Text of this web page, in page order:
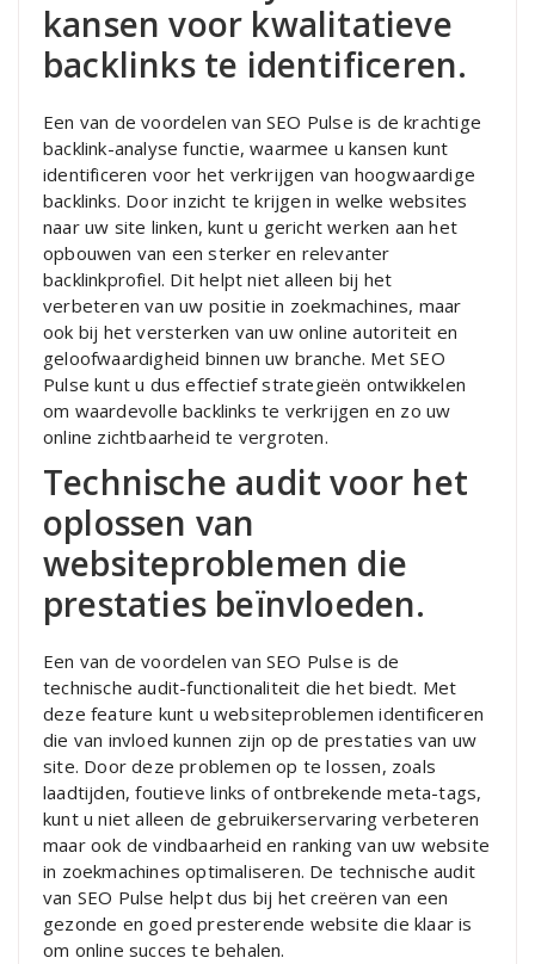
kansen voor kwalitatieve
backlinks te identificeren.
Een van de voordelen van SEO Pulse is de krachtige
backlink-analyse functie, waarmee u kansen kunt
identificeren voor het verkrijgen van hoogwaardige
backlinks. Door inzicht te krijgen in welke websites
naar uw site linken, kunt u gericht werken aan het
opbouwen van een sterker en relevanter
backlinkprofiel. Dit helpt niet alleen bij het
verbeteren van uw positie in zoekmachines, maar
ook bij het versterken van uw online autoriteit en
geloofwaardigheid binnen uw branche. Met SEO
Pulse kunt u dus effectief strategieën ontwikkelen
om waardevolle backlinks te verkrijgen en zo uw
online zichtbaarheid te vergroten.
Technische audit voor het
oplossen van
websiteproblemen die
prestaties beïnvloeden.
Een van de voordelen van SEO Pulse is de
technische audit-functionaliteit die het biedt. Met
deze feature kunt u websiteproblemen identificeren
die van invloed kunnen zijn op de prestaties van uw
site. Door deze problemen op te lossen, zoals
laadtijden, foutieve links of ontbrekende meta-tags,
kunt u niet alleen de gebruikerservaring verbeteren
maar ook de vindbaarheid en ranking van uw website
in zoekmachines optimaliseren. De technische audit
van SEO Pulse helpt dus bij het creëren van een
gezonde en goed presterende website die klaar is
om online succes te behalen.